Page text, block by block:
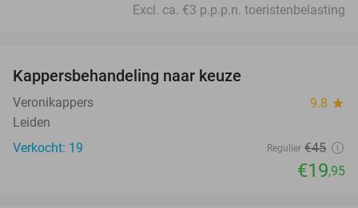
Excl. ca. €3 p.p.p.n. toeristenbelasting
Kappersbehandeling naar keuze
Veronikappers 9.8 star
Leiden
Verkocht: 19
Regulier €45
€19,95